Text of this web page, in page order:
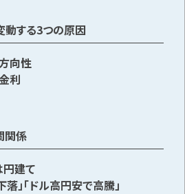
動する3つの原因
向性
利
関係
建て
」「ドル高円安で高騰」